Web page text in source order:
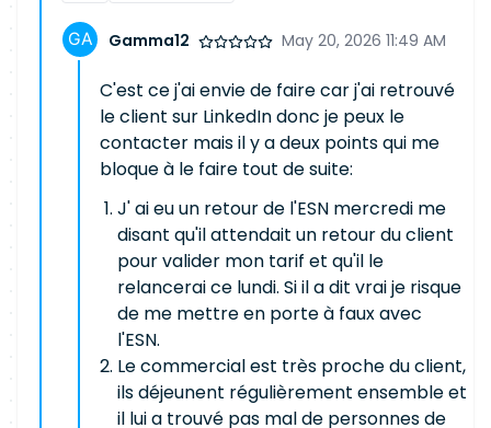
Gamma12 May 20, 2026 11:49 AM
C'est ce j'ai envie de faire car j'ai retrouvé
le client sur LinkedIn donc je peux le
contacter mais il y a deux points qui me
bloque à le faire tout de suite:
J' ai eu un retour de l'ESN mercredi me
disant qu'il attendait un retour du client
pour valider mon tarif et qu'il le
relancerai ce lundi. Si il a dit vrai je risque
de me mettre en porte à faux avec
l'ESN.
Le commercial est très proche du client,
ils déjeunent régulièrement ensemble et
il lui a trouvé pas mal de personnes de